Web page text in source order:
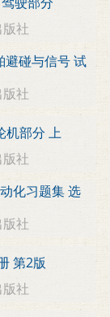
社
避碰与信号 试
社
机部分 上
社
化习题集 选
社
第2版
社